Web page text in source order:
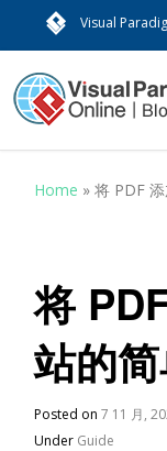
Visual
Home »将 PDF
将
站的
Posted on7 11 月,
Under Guide